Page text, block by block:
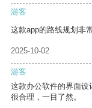
游客
这款app的路线规划非
2025-10-02
游客
这款办公软件的界面
很合理，一目了然。